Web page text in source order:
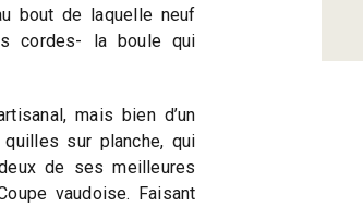
bout de laquelle neuf
cordes- la boule qui
mais bien d’un
sur planche, qui
de ses meilleures
vaudoise. Faisant